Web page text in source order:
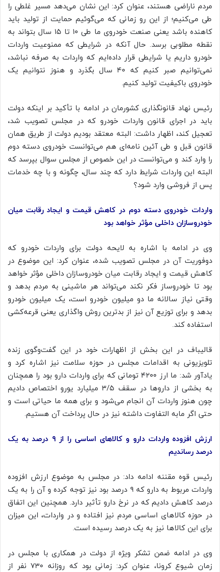
مردم ناراضی هستند، عنوان کرد: این نشان می‌دهد مسیر غلطی را
طی می‌کنیم؛ از این رو زمانی که می‌گوئیم حمایت از تولید باید
کاهنده باشد یعنی صنعت خودروی ما طی ۱۰ تا ۱۵ سال بتواند به
نقطه مطلوبی برسد. حال آنکه در شرایطی که ممنوعیت واردات
خودرو داریم یا شرایطی قرار داده‌ایم که واردات به صرفه نباشد،
نمی‌توانیم صبر کنیم که ۴۰ سال بگذرد و هنوز نتوانیم یک
خودروی باکیفیت تولید کنیم.
رئیس نهاد قانونگذاری کشورمان در ادامه با تأکید بر اینکه دولت
باید در اجرای قانون واردات خودرو که در مجلس تصویب شد،
تعجیل کند، اظهار داشت: البته معتقد بودیم دولت از طریق همان
قانون قبل و طی آئین نامه‌ای هم می‌توانست خودروی دسته دوم
را وارد کند و می‌توانست در این خصوص از مجلس سوال بپرسد که
البته این واردات شرایط دارد که چند سال، چگونه و با چه خدمات
پس از فروشی وارد شود؟
واردات خودروی دسته دوم در کاهش قیمت و ایجاد رقابت میان
خودروسازان داخلی مؤثر خواهد بود
وی در ادامه با اشاره به لایحه دولت برای واردات خودرو که
دوفوریت آن در مجلس تصویب شده، عنوان کرد: این موضوع در
کاهش قیمت و ایجاد رقابت میان خودروسازان داخلی مؤثر خواهد
بود تا خودروساز فکر نکند می‌تواند هر ماشینی به مردم بدهد و
وقتی نیاز سالانه ما دو میلیون خودرو است، یک میلیون خودرو
بدهد و برای توزیع آن نیز از بدترین روش واگذاری یعنی قرعه‌کشی
استفاده کند.
قالیباف در این بخش از اظهارات خود در این گفت‌وگوی زنده
تلویزیونی به اقدامات مجلس در حوزه سلامت نیز اشاره کرد و
یادآور شد: ما ارز ۴۲۰۰ تومانی که برای واردات دارو بود را همچنان
به بخشی از داروها در سقف ۳/۵ میلیارد یورو اختصاص دادیم
چون هنوز واردات آن انجام می‌شود و برای همه ما حیاتی است و
حتی اگر مابه التفاوت داشته نیز در حال پرداخت آن هستیم.
ارزش افزوده واردات دارو و کالاهای اساسی را از ۹ درصد به یک
درصد رساندیم
رئیس قوه مقننه ادامه داد: در مجلس به موضوع ارزش افزوده
واردات مربوط به دارو که ۹ درصد بود نیز توجه کرده و آن را به یک
درصد کاهش دادیم که در نرخ دارو تأثیر دارد. همچنین این اتفاق
در حوزه کالاهای اساسی مردم نیز افتاده و در واردات، این میزان
برای این کالاها نیز به یک درصد رسیده است.
وی در ادامه ضمن تشکر ویژه از دولت در همکاری با مجلس در
زمان شیوع کرونا، عنوان کرد: زمانی بود که روزانه ۷۳۰ نفر از